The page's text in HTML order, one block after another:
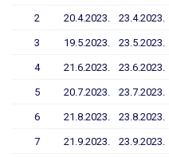
2 20.4.2023. 23.4.2023.
3 19.5.2023. 23.5.2023.
4 21.6.2023. 23.6.2023.
5 20.7.2023. 23.7.2023.
6 21.8.2023. 23.8.2023.
7 21.9.2023. 23.9.2023.